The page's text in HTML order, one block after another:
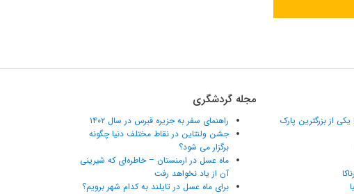
یکی از بزرگترین پارک
مجله گردشگری
راهنمای سفر به جزیره قبرس در سال ۱۴۰۲
جشن ولنتاین در نقاط مختلف دنیا چگونه
برگزار می شود؟
ماه عسل در ارمنستان – خاطره‌ای که شیرینی
آن از یاد نخواهد رفت
برای ماه عسل در تایلند به کدام شهر برویم؟